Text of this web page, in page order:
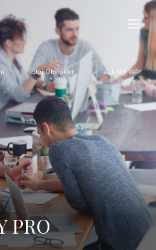
Staj Olanakları
ALL MY WAY
PRO